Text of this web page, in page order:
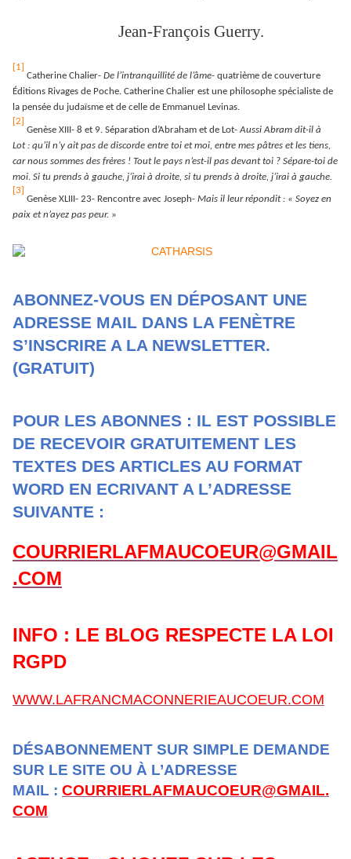
Jean-François Guerry.
[1]
Catherine Chalier- De l’intranquillité de l’âme- quatrième de couverture
Éditions Rivages de Poche. Catherine Chalier est une philosophe spécialiste de
la pensée du judaïsme et de celle de Emmanuel Levinas.
[2]
Genèse XIII- 8 et 9. Séparation d’Abraham et de Lot- Aussi Abram dit-il à
Lot : qu’il n’y ait pas de discorde entre toi et moi, entre mes pâtres et les tiens,
car nous sommes des frères ! Tout le pays n’est-il pas devant toi ? Sépare-toi de
moi. Si tu prends à gauche, j’irai à droite, si tu prends à droite, j’irai à gauche.
[3]
Genèse XLIII- 23- Rencontre avec Joseph- Mais il leur répondit : « Soyez en
paix et n’ayez pas peur. »
ABONNEZ-VOUS EN DÉPOSANT UNE
ADRESSE MAIL DANS LA FENÈTRE
S’INSCRIRE A LA NEWSLETTER.
(GRATUIT)
POUR LES ABONNES : IL EST POSSIBLE
DE RECEVOIR GRATUITEMENT LES
TEXTES DES ARTICLES AU FORMAT
WORD EN ECRIVANT A L’ADRESSE
SUIVANTE :
COURRIERLAFMAUCOEUR@GMAIL
.COM
INFO : LE BLOG RESPECTE LA LOI
RGPD
WWW.LAFRANCMACONNERIEAUCOEUR.COM
DÉSABONNEMENT SUR SIMPLE DEMANDE
SUR LE SITE OU À L’ADRESSE
MAIL : COURRIERLAFMAUCOEUR@GMAIL.
COM